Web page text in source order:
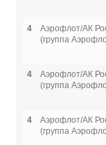
4
Аэрофлот/АК
(группа
4
Аэрофлот/АК
(группа
4
Аэрофлот/АК
(группа